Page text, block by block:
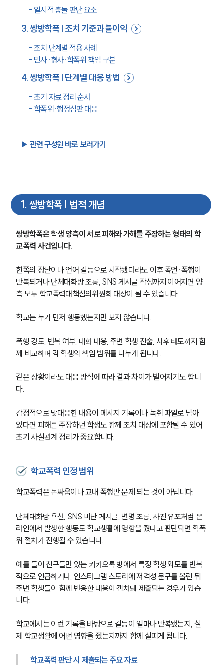
- 일시적 충돌 판단 요소
3.쌍방학폭 | 조치 기준과 불이익
-조치 단계별 적용 사례
- 민사·형사·학폭위 책임 구분
4.쌍방학폭 | 단계별 대응 방법
-초기 자료 정리 순서
- 학폭위·행정심판 대응
▶︎ 관련 구성원 바로 보러가기
1. 쌍방학폭 | 법적 개념
쌍방학폭은 학생 양측이 서로 피해와 가해를 주장하는 형태의 학
교폭력 사건입니다.
한쪽의 장난이나 언어 갈등으로 시작됐더라도 이후 폭언·폭행이
반복되거나 단체대화방 조롱, SNS 게시글 작성까지 이어지면 양
측 모두 학교폭력대책심의위원회 대상이 될 수 있습니다
학교는 누가 먼저 행동했는지만 보지 않습니다.
폭행 강도, 반복 여부, 대화 내용, 주변 학생 진술, 사후 태도까지 함
께 비교하며 각 학생의 책임 범위를 나누게 됩니다.
같은 상황이라도 대응 방식에 따라 결과 차이가 벌어지기도 합니
다.
감정적으로 맞대응한 내용이 메시지 기록이나 녹취 파일로 남아
있다면 피해를 주장하던 학생도 함께 조치 대상에 포함될 수 있어
초기 사실관계 정리가 중요합니다.
학교폭력 인정 범위
학교폭력은 몸싸움이나 교내 폭행만 문제 되는 것이 아닙니다.
단체대화방 욕설, SNS 비난 게시글, 별명 조롱, 사진 유포처럼 온
라인에서 발생한 행동도 학교생활에 영향을 줬다고 판단되면 학폭
위 절차가 진행될 수 있습니다.
예를 들어 친구들만 있는 카카오톡 방에서 특정 학생 외모를 반복
적으로 언급하거나, 인스타그램 스토리에 저격성 문구를 올린 뒤
주변 학생들이 함께 반응한 내용이 캡처돼 제출되는 경우가 있습
니다.
학교에서는 이런 기록을 바탕으로 갈등이 얼마나 반복됐는지, 실
제 학교생활에 어떤 영향을 줬는지까지 함께 살피게 됩니다.
학교폭력 판단 시 제출되는 주요 자료